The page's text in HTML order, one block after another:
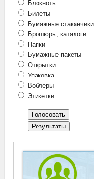
Блокноты
Билеты
Бумажные стаканчики
Брошюры, каталоги
Папки
Бумажные пакеты
Открытки
Упаковка
Воблеры
Этикетки